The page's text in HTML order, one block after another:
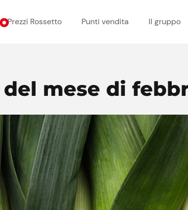
Prezzi Rossetto Punti vendita Il gruppo
del mese di